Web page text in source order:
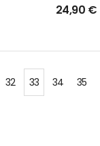
24,90 €
32 33 34 35